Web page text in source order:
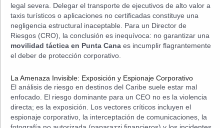
legal severa. Delegar el transporte de ejecutivos de alto valor a
taxis turísticos o aplicaciones no certificadas constituye una
negligencia estructural inaceptable. Para un Director de
Riesgos (CRO), la conclusión es inequívoca: no garantizar una
movilidad táctica en Punta Cana es incumplir flagrantemente
el deber de protección corporativo.
La Amenaza Invisible: Exposición y Espionaje Corporativo
El análisis de riesgo en destinos del Caribe suele estar mal
enfocado. El riesgo dominante para un CEO no es la violencia
directa; es la exposición. Los vectores críticos incluyen el
espionaje corporativo, la interceptación de comunicaciones, la